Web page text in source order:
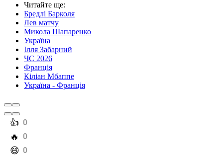
Читайте ще:
Бредлі Барколя
Лев матчу
Микола Шапаренко
Україна
Ілля Забарний
ЧС 2026
Франція
Кіліан Мбаппе
Україна - Франція
️👍 0
️🔥 0
️😄 0